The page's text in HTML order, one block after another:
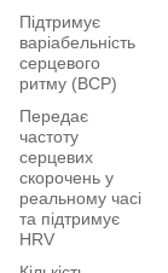
Підтримує
варіабельність
серцевого
ритму (ВСР)
Передає
частоту
серцевих
скорочень у
реальному часі
та підтримує
HRV